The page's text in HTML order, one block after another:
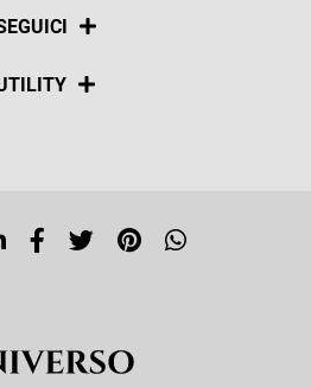
Pagamenti
Social
Top ricerche